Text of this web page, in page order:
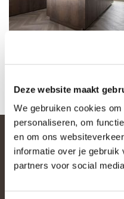
Deze website maakt
We gebruiken cookies
personaliseren, om
en om ons
informatie over je gebruik
partners voor social